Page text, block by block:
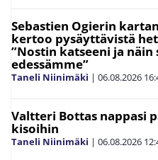
Sebastien Ogierin
kertoo pysäyttävistä
”Nostin katseeni ja
edessämme”
Taneli Niinimäki | 06.08.2026
Valtteri Bottas nappasi
kisoihin
Taneli Niinimäki | 06.08.2026